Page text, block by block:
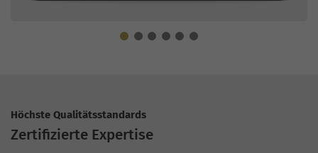
Höchste Qualitätsstandards
Zertifizierte Expertise